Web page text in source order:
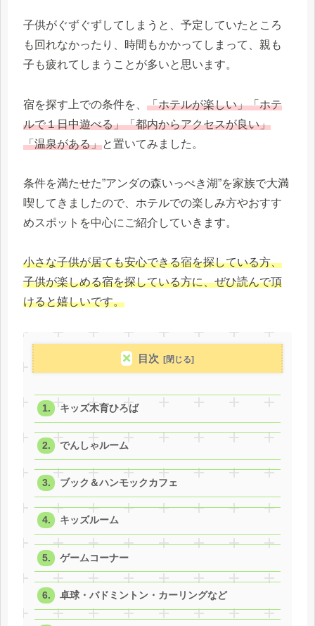
子供がぐずぐずしてしまうと、予定していたところ
も回れなかったり、時間もかかってしまって、親も
子も疲れてしまうことが多いと思います。
宿を探す上での条件を、 「ホテルが楽しい」「ホテ
ルで１日中遊べる」「都内からアクセスが良い」
「温泉がある」と置いてみました。
条件を満たせた”アンダの森いっぺき湖”を家族で大満
喫してきましたので、ホテルでの楽しみ方やおすす
めスポットを中心にご紹介していきます。
小さな子供が居ても安心できる宿を探している方、
子供が楽しめる宿を探している方に、ぜひ読んで頂
けると嬉しいです。
目次
キッズ木育ひろば
でんしゃルーム
ブック＆ハンモックカフェ
キッズルーム
ゲームコーナー
卓球・バドミントン・カーリングなど